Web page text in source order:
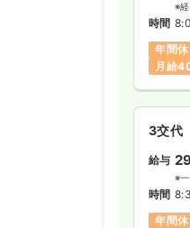
日祝
※
時間
年間
月給
3交代
給与
※
時間
年間